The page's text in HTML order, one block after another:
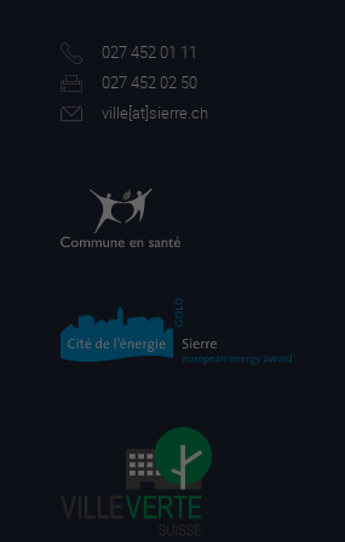
027 452 01 11
027 452 02 50
ville[at]sierre.ch